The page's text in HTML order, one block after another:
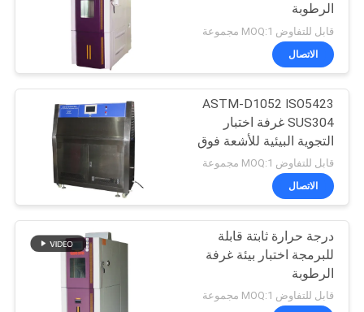
الرطوبة
قابل للتفاوض MOQ:1 مجموعة
الاتصال
ASTM-D1052 ISO5423
SUS304 غرفة اختبار
التجوية البيئية للأشعة فوق
البنفسجية
قابل للتفاوض MOQ:1 مجموعة
الاتصال
درجة حرارة ثابتة قابلة
للبرمجة اختبار بيئة غرفة
الرطوبة
قابل للتفاوض MOQ:1 مجموعة